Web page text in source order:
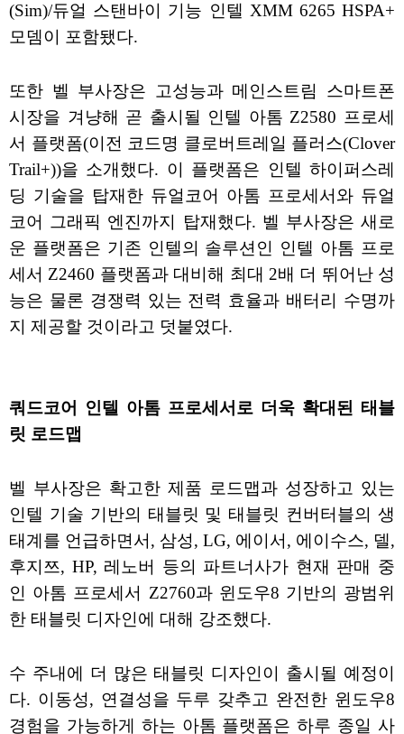
(Sim)/듀얼 스탠바이 기능 인텔 XMM 6265 HSPA+
모뎀이 포함됐다.
또한 벨 부사장은 고성능과 메인스트림 스마트폰
시장을 겨냥해 곧 출시될 인텔 아톰 Z2580 프로세
서 플랫폼(이전 코드명 클로버트레일 플러스(Clover
Trail+))을 소개했다. 이 플랫폼은 인텔 하이퍼스레
딩 기술을 탑재한 듀얼코어 아톰 프로세서와 듀얼
코어 그래픽 엔진까지 탑재했다. 벨 부사장은 새로
운 플랫폼은 기존 인텔의 솔루션인 인텔 아톰 프로
세서 Z2460 플랫폼과 대비해 최대 2배 더 뛰어난 성
능은 물론 경쟁력 있는 전력 효율과 배터리 수명까
지 제공할 것이라고 덧붙였다.
쿼드코어 인텔 아톰 프로세서로 더욱 확대된 태블
릿 로드맵
벨 부사장은 확고한 제품 로드맵과 성장하고 있는
인텔 기술 기반의 태블릿 및 태블릿 컨버터블의 생
태계를 언급하면서, 삼성, LG, 에이서, 에이수스, 델,
후지쯔, HP, 레노버 등의 파트너사가 현재 판매 중
인 아톰 프로세서 Z2760과 윈도우8 기반의 광범위
한 태블릿 디자인에 대해 강조했다.
수 주내에 더 많은 태블릿 디자인이 출시될 예정이
다. 이동성, 연결성을 두루 갖추고 완전한 윈도우8
경험을 가능하게 하는 아톰 플랫폼은 하루 종일 사